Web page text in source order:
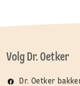
Volg Dr. Oetker
Dr. Oetker